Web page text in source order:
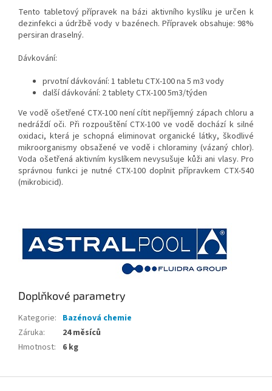
Tento tabletový přípravek na bázi aktivního kyslíku je určen k
dezinfekci a údržbě vody v bazénech. Přípravek obsahuje: 98%
persiran draselný.
Dávkování:
prvotní dávkování: 1 tabletu CTX-100 na 5 m3 vody
další dávkování: 2 tablety CTX-100 5m3/týden
Ve vodě ošetřené CTX-100 není cítit nepříjemný zápach chloru a
nedráždí oči. Při rozpouštění CTX-100 ve vodě dochází k silné
oxidaci, která je schopná eliminovat organické látky, škodlivé
mikroorganismy obsažené ve vodě i chloraminy (vázaný chlor).
Voda ošetřená aktivním kyslíkem nevysušuje kůži ani vlasy. Pro
správnou funkci je nutné CTX-100 doplnit přípravkem CTX-540
(mikrobicid).
Doplňkové parametry
Kategorie: Bazénová chemie
Záruka:
24 měsíců
Hmotnost: 6 kg